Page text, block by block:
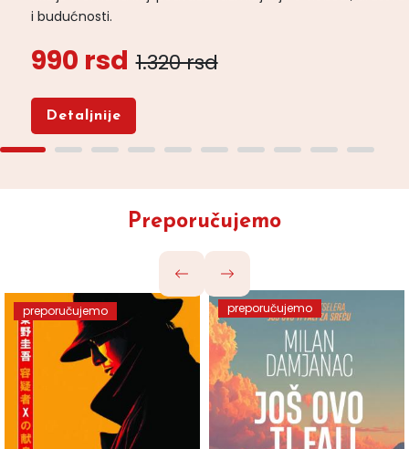
i budućnosti.
990 rsd 1.320 rsd
Detaljnije
Preporučujemo
preporučujemo preporučujemo